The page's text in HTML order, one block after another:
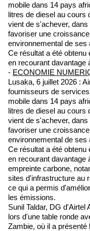
mobile dans 14 pays
litres de diesel au cours
vient de s'achever,
favoriser une
environnemental de ses
Ce résultat a été obtenu
en recourant davantage
- ECONOMIE
Lusaka, 6 juillet 2026 :
fournisseurs de
mobile dans 14 pays
litres de diesel au cours
vient de s'achever,
favoriser une
environnemental de ses
Ce résultat a été obtenu
en recourant davantage
empreinte carbone,
sites d'infrastructure au
ce qui a permis
les émissions.
Sunil Taldar, DG
lors d'une table ronde
Zambie, où il a présenté